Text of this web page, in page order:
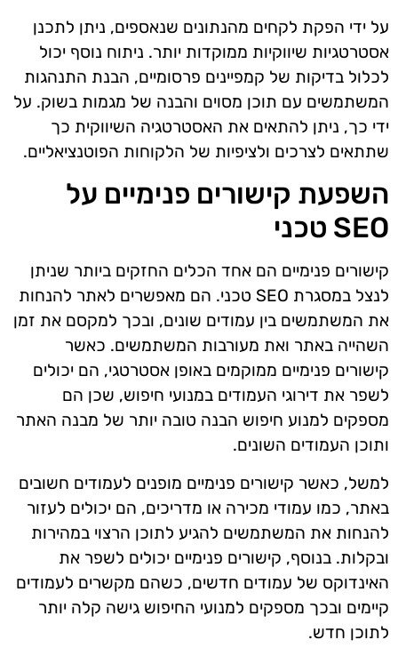
על ידי הפקת לקחים מהנתונים שנאספים, ניתן לתכנן
אסטרטגיות שיווקיות ממוקדות יותר. ניתוח נוסף יכול
לכלול בדיקות של קמפיינים פרסומיים, הבנת התנהגות
המשתמשים עם תוכן מסוים והבנה של מגמות בשוק. על
ידי כך, ניתן להתאים את האסטרטגיה השיווקית כך
שתתאים לצרכים ולציפיות של הלקוחות הפוטנציאליים.
השפעת קישורים פנימיים על
SEO טכני
קישורים פנימיים הם אחד הכלים החזקים ביותר שניתן
לנצל במסגרת SEO טכני. הם מאפשרים לאתר להנחות
את המשתמשים בין עמודים שונים, ובכך למקסם את זמן
השהייה באתר ואת מעורבות המשתמשים. כאשר
קישורים פנימיים ממוקמים באופן אסטרטגי, הם יכולים
לשפר את דירוגי העמודים במנועי חיפוש, שכן הם
מספקים למנוע חיפוש הבנה טובה יותר של מבנה האתר
ותוכן העמודים השונים.
למשל, כאשר קישורים פנימיים מופנים לעמודים חשובים
באתר, כמו עמודי מכירה או מדריכים, הם יכולים לעזור
להנחות את המשתמשים להגיע לתוכן הרצוי במהירות
ובקלות. בנוסף, קישורים פנימיים יכולים לשפר את
האינדוקס של עמודים חדשים, כשהם מקשרים לעמודים
קיימים ובכך מספקים למנועי החיפוש גישה קלה יותר
לתוכן חדש.